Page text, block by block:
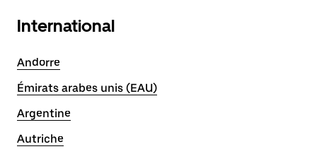
International
Andorre
Émirats arabes unis (EAU)
Argentine
Autriche